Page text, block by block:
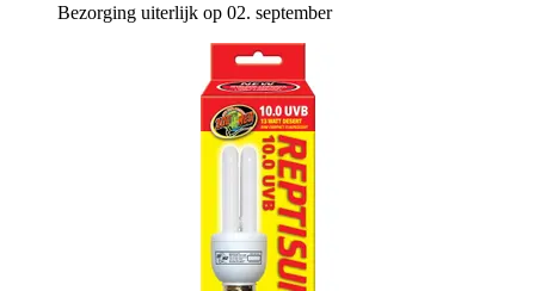
Bezorging uiterlijk op 02. september